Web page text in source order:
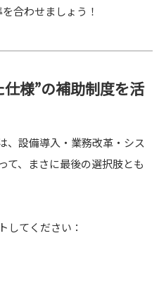
合わせましょう！
様”の補助制度を活
、設備導入・業務改革・シス
て、まさに最後の選択肢とも
してください：